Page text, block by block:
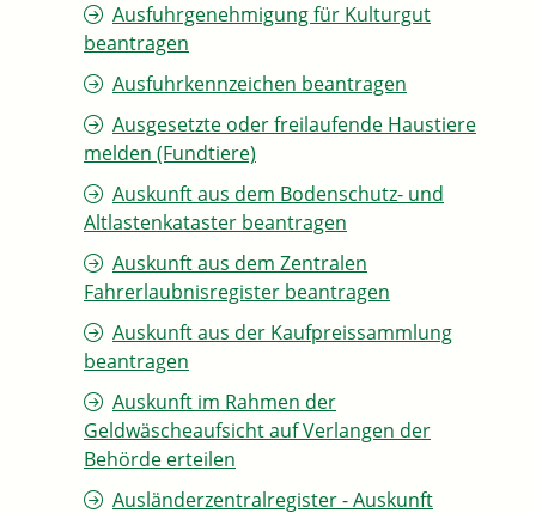
Ausfuhrgenehmigung für Kulturgut
beantragen
Ausfuhrkennzeichen beantragen
Ausgesetzte oder freilaufende Haustiere
melden (Fundtiere)
Auskunft aus dem Bodenschutz- und
Altlastenkataster beantragen
Auskunft aus dem Zentralen
Fahrerlaubnisregister beantragen
Auskunft aus der Kaufpreissammlung
beantragen
Auskunft im Rahmen der
Geldwäscheaufsicht auf Verlangen der
Behörde erteilen
Ausländerzentralregister - Auskunft